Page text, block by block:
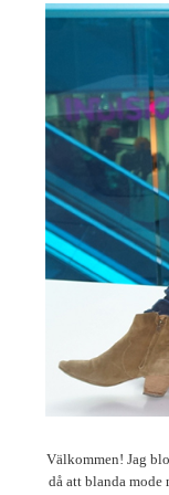
Välkommen! Jag
då att blanda mode